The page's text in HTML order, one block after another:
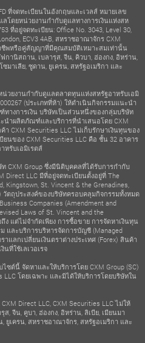
ที่จดทะเบียนในอังกฤษและเวลส์ หมายเลข
โดยหน่วยงานกำกับดูแลทางการเงินแห่งสห
ที่อยู่จดทะเบียน: Office No. 3043, Level 30,
ECV3 4AB, สหราชอาณาจักร CXM
ชีพหรือคู่สัญญาที่มีคุณสมบัติเหมาะสมเท่านั้น
านิสถาน, เบลารุส, จีน, คิวบา, ฮ่องกง, อิหร่าน,
ซมาเลีย, ซูดาน, ยูเครน, สหรัฐอเมริกา และ
วยงานกำกับดูแลตลาดทุนแห่งสหรัฐอาหรับเอมิ
(ประเภทที่ห้า) ให้ดำเนินกิจกรรมแนะนำ
ทางการเงิน บริษัทเป็นส่วนหนึ่งของกลุ่มบริษัท
นำผลิตภัณฑ์และบริการที่นำเสนอโดย CXM
า CXM Securities LLC ไม่เก็บรักษาเงินทุนของ
นของ CXM Securities LLC คือ ชั้น 32 อาคาร
หรับเอมิเรตส์
CXM Group ซึ่งมีนิติบุคคลที่ได้รับการกำกับ
Direct LLC มีที่อยู่จดทะเบียนตั้งอยู่ที่ The
Kingstown, St. Vincent & the Grenadines,
วัตถุประสงค์ของบริษัทครอบคลุมกิจกรรมทั้งหมด
Companies (Amendment and
Laws of St. Vincent and the
ง แต่ไม่จำกัดเพียง การซื้อขาย การจัดหาเงินทุน
และบริการบริหารจัดการบัญชี (Managed
แลกเปลี่ยนเงินตราต่างประเทศ (Forex) สินค้า
ที่ใช้เลเวอเรจ
ต์นี้ จัดหาและให้บริการโดย CXM Group (SC)
LLC โดยเฉพาะ และมิได้ให้บริการโดยบริษัทใน
Direct LLC, CXM Securities LLC ไม่ให้
, จีน, คูบา, ฮ่องกง, อิหร่าน, ลิเบีย, เมียนมา
, ยูเครน, สหราชอาณาจักร, สหรัฐอเมริกา และ